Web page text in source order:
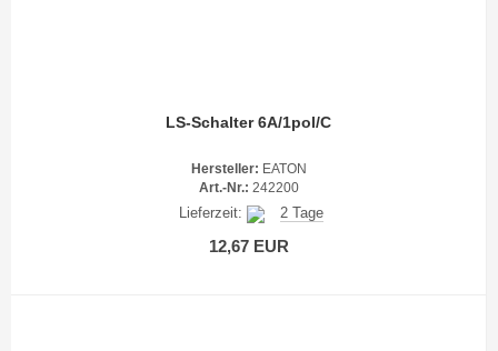
LS-Schalter 6A/1pol/C
Hersteller: EATON
Art.-Nr.: 242200
Lieferzeit: 2 Tage
12,67 EUR